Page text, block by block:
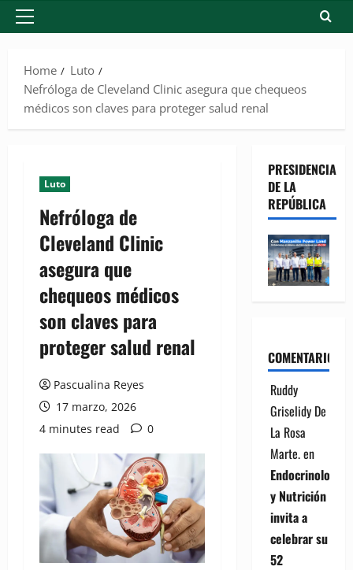
Primary
Home
Luto
Nefróloga de Cleveland Clinic asegura que chequeos
médicos son claves para proteger salud renal
Luto
Nefróloga de
Cleveland Clinic
asegura que
chequeos médicos
son claves para
proteger salud renal
Pascualina Reyes
17 marzo, 2026
4 minutes read
0
PRESIDENCIA
DE LA
REPÚBLICA
COMENTARIOS
Ruddy
Griselidy De
La Rosa
Marte.en
Endocrinología
y Nutrición
invita a
celebrar su
52